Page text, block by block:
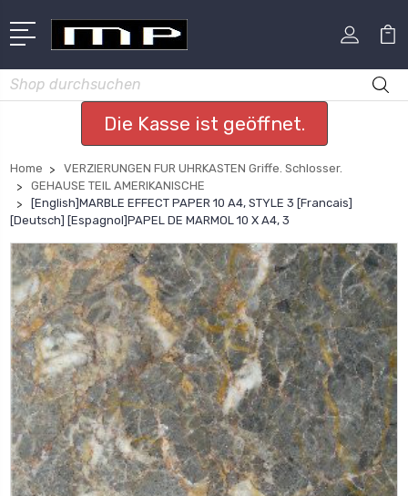
Suchen
Die Kasse ist geöffnet.
Home
VERZIERUNGEN FUR UHRKASTEN Griffe. Schlosser.
GEHAUSE TEIL AMERIKANISCHE
[English]MARBLE EFFECT PAPER 10 A4, STYLE 3 [Francais]
[Deutsch] [Espagnol]PAPEL DE MARMOL 10 X A4, 3